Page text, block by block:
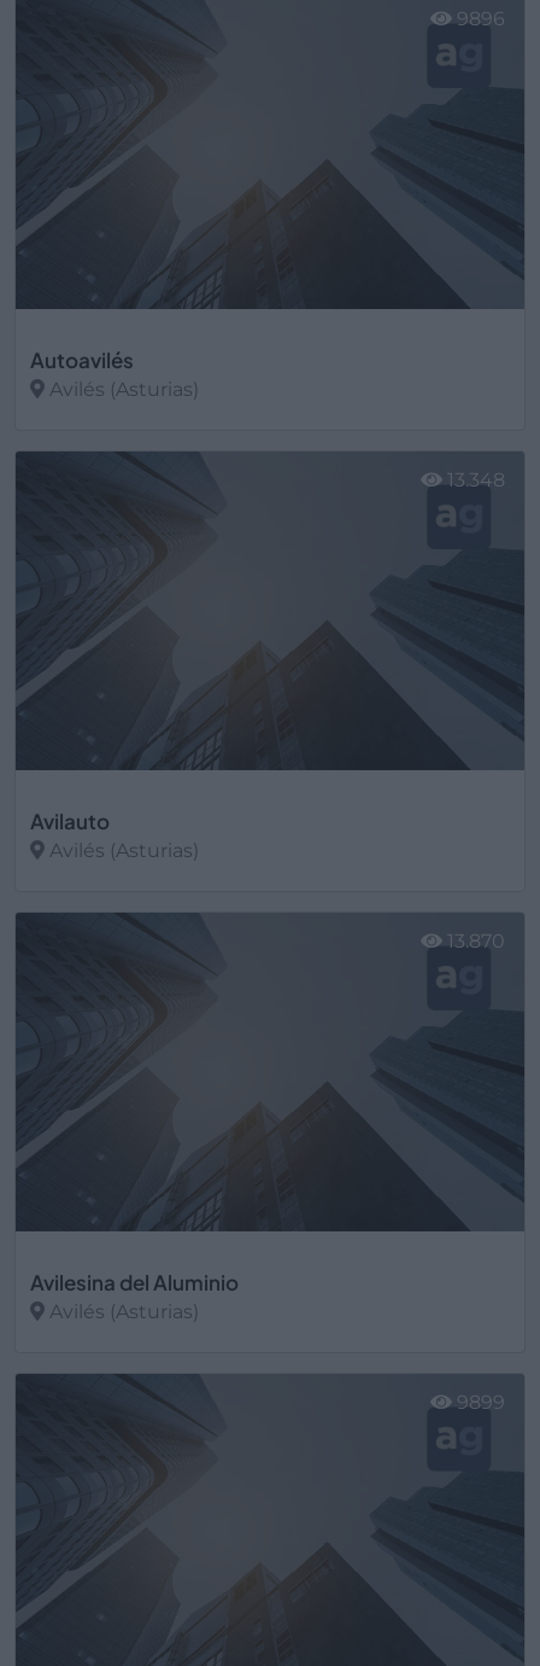
Autoavilés
Avilés (Asturias)
9896
Avilauto
Avilés (Asturias)
13.348
Avilesina del Aluminio
Avilés (Asturias)
13.870
9899